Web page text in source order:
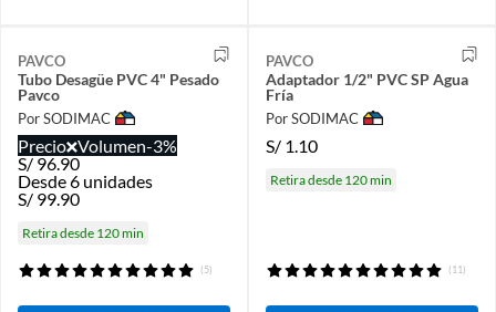
PAVCO
Tubo Desagüe PVC 4" Pesado
Pavco
Por SODIMAC
Precio Volumen-3%
S/ 96.90
Desde 6 unidades
S/ 99.90
Retira desde 120 min
(5)
PAVCO
Adaptador 1/2" PVC SP Agua
Fría
Por SODIMAC
S/ 1.10
Retira desde 120 min
(11)